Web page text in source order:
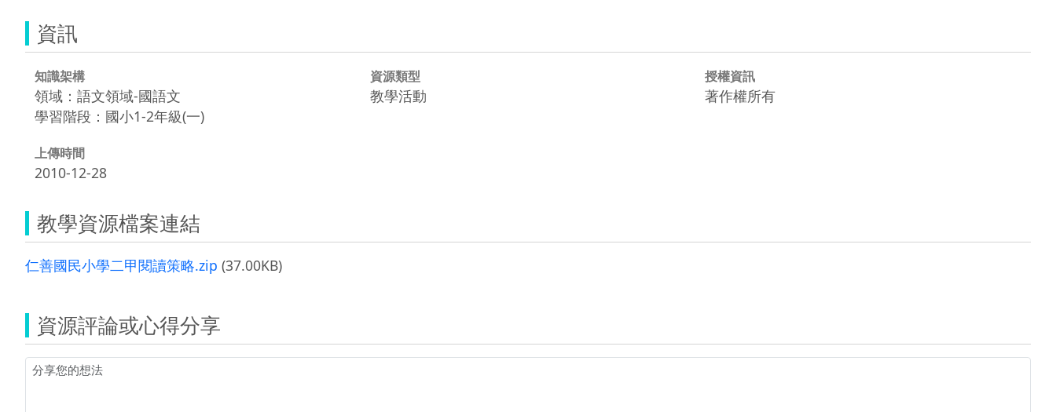
資訊
知識架構
領域：語文領域-國語文
學習階段：國小1-2年級(一)
資源類型
教學活動
授權資訊
著作權所有
上傳時間
2010-12-28
教學資源檔案連結
仁善國民小學二甲閱讀策略.zip (37.00KB)
資源評論或心得分享